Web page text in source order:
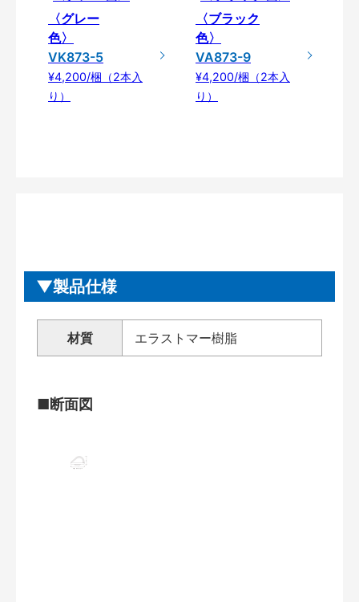
〈グレー
色〉
VK873-5
¥4,200/梱（2本入
り）
〈ブラック
色〉
VA873-9
¥4,200/梱（2本入
り）
製品仕様
材質 エラストマー樹脂
■断面図